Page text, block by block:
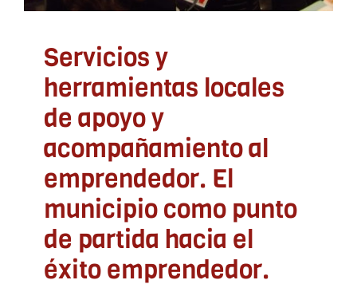
Servicios y
herramientas locales
de apoyo y
acompañamiento al
emprendedor. El
municipio como punto
de partida hacia el
éxito emprendedor.